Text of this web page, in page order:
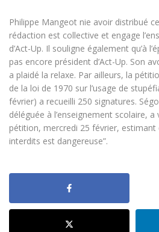
Philippe Mangeot nie avoir distribué
rédaction est collective et engage
d’Act-Up. Il souligne également qu’à
pas encore président d’Act-Up. Son
a plaidé la relaxe. Par ailleurs, la
de la loi de 1970 sur l’usage de
février) a recueilli 250 signatures.
déléguée à l’enseignement scolaire,
pétition, mercredi 25 février, estimant
interdits est dangereuse”.